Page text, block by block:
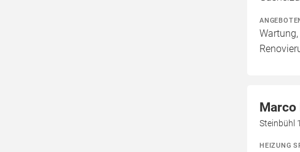
Marco
Steinbühl
HEIZUNG